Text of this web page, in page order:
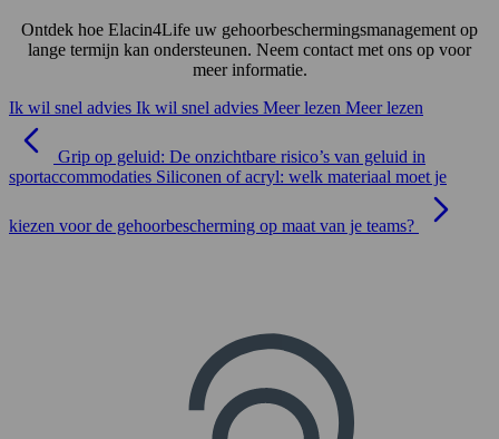
Ontdek hoe Elacin4Life uw gehoorbeschermingsmanagement op
lange termijn kan ondersteunen. Neem contact met ons op voor
meer informatie.
Ik wil snel advies Ik wil snel advies Meer lezen Meer lezen
Grip op geluid: De onzichtbare risico’s van geluid in
sportaccommodaties Siliconen of acryl: welk materiaal moet je
kiezen voor de gehoorbescherming op maat van je teams?